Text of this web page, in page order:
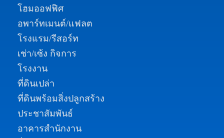
โฮมออฟฟิศ
อพาร์ทเมนต์/แฟลต
โรงแรม/รีสอร์ท
เช่า/เซ้ง กิจการ
โรงงาน
ที่ดินเปล่า
ที่ดินพร้อมสิ่งปลูกสร้าง
ประชาสัมพันธ์
อาคารสำนักงาน